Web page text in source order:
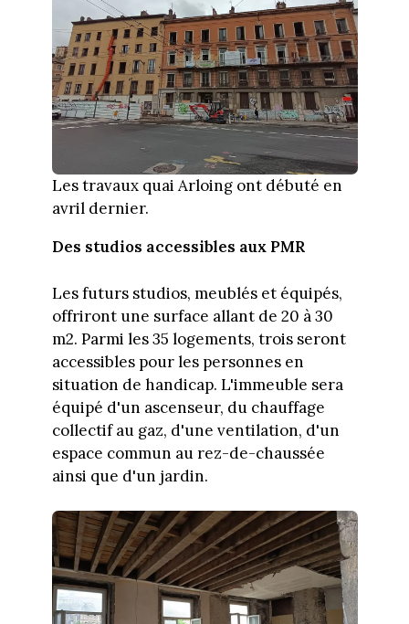
Les travaux quai Arloing ont débuté en
avril dernier.
Des studios accessibles aux PMR
Les futurs studios, meublés et équipés,
offriront une surface allant de 20 à 30
m2. Parmi les 35 logements, trois seront
accessibles pour les personnes en
situation de handicap. L'immeuble sera
équipé d'un ascenseur, du chauffage
collectif au gaz, d'une ventilation, d'un
espace commun au rez-de-chaussée
ainsi que d'un jardin.